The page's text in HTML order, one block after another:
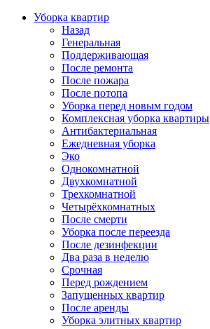
Уборка квартир
Назад
Генеральная
Поддерживающая
После ремонта
После пожара
После потопа
Уборка перед новым годом
Комплексная уборка квартиры
Антибактериальная
Ежедневная уборка
Эко
Однокомнатной
Двухкомнатной
Трехкомнатной
Четырёхкомнатных
После смерти
Уборка после переезда
После дезинфекции
Два раза в неделю
Срочная
Перед рождением
Запущенных квартир
После аренды
Уборка элитных квартир